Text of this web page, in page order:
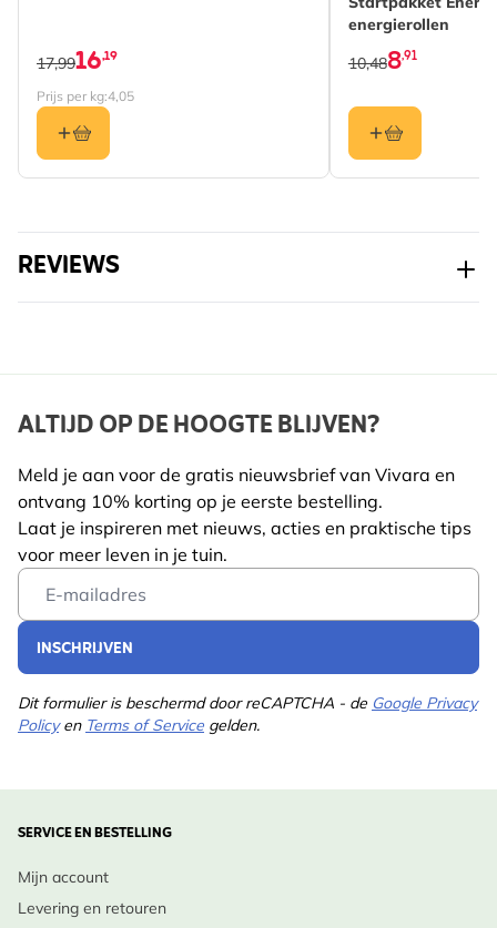
16,19
17,99
Prijs per kg:4,05
energierollen
10,488,91
REVIEWS
ALTIJD OP DE HOOGTE BLIJVEN?
Meld je aan voor de gratis nieuwsbrief van Vivara en
ontvang 10% korting op je eerste bestelling.
Laat je inspireren met nieuws, acties en praktische tips
voor meer leven in je tuin.
Email Address
INSCHRIJVEN
Dit formulier is beschermd door reCAPTCHA - de Google Privacy
Policyen Terms of Service gelden.
SERVICE EN BESTELLING
Mijn account
Levering en retouren